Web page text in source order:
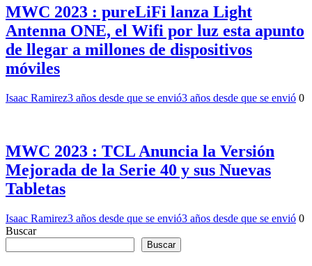
MWC 2023 : pureLiFi lanza Light
Antenna ONE, el Wifi por luz esta apunto
de llegar a millones de dispositivos
móviles
Isaac Ramirez3 años desde que se envió3 años desde que se envió 0
MWC 2023 : TCL Anuncia la Versión
Mejorada de la Serie 40 y sus Nuevas
Tabletas
Isaac Ramirez3 años desde que se envió3 años desde que se envió 0
Buscar
Buscar